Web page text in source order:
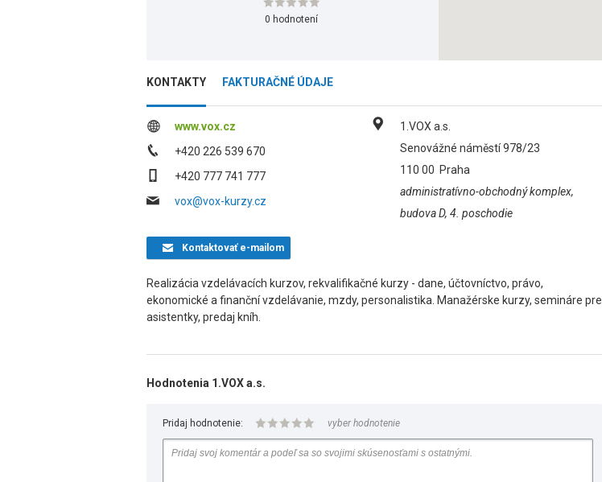
0 hodnotení
KONTAKTY FAKTURAČNÉ ÚDAJE
www.vox.cz
+420 226 539 670
+420 777 741 777
vox@vox-kurzy.cz
1.VOX a.s.
Senovážné náměstí 978/23
110 00 Praha
administratívno-obchodný komplex,
budova D, 4. poschodie
Kontaktovaťe-mailom
Realizácia vzdelávacích kurzov, rekvalifikačné kurzy - dane, účtovníctvo, právo,
ekonomické a finanční vzdelávanie, mzdy, personalistika. Manažérske kurzy, semináre pre
asistentky, predaj kníh.
Hodnotenia 1.VOX a.s.
Pridaj hodnotenie: vyber hodnotenie